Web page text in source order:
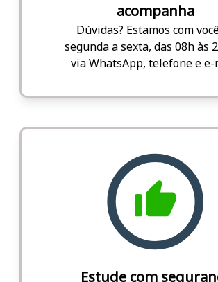
acompanha
Dúvidas? Estamos com
segunda a sexta, das 08h às
via WhatsApp, telefone e e-
Estude com